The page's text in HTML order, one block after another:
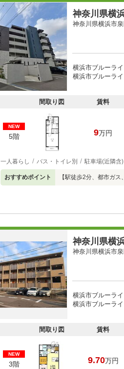
神奈川県横
神奈川県横浜市
横浜市ブルーラ
横浜市ブルーラ
間取り図 賃料
NEW
5階 9万円
一人暮らし バス・トイレ別 駐車場(近隣含)
おすすめポイント 【駅徒歩2分、都市ガ
神奈川県横
神奈川県横浜市
横浜市ブルーラ
横浜市ブルーラ
間取り図 賃料
NEW
3階 9.70万円